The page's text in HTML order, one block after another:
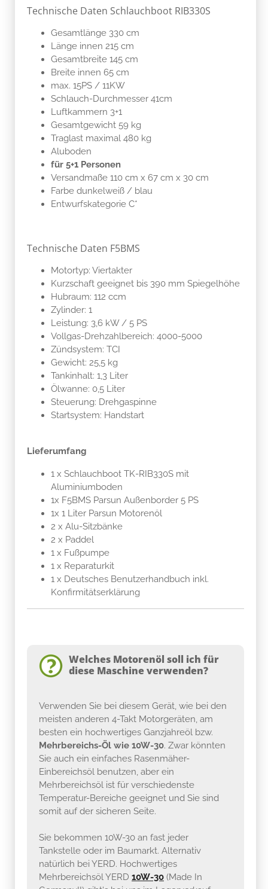
Technische Daten Schlauchboot RIB330S
Gesamtlänge 330 cm
Länge innen 215 cm
Gesamtbreite 145 cm
Breite innen 65 cm
max. 15PS / 11KW
Schlauch-Durchmesser 41cm
Luftkammern 3+1
Gesamtgewicht 59 kg
Traglast maximal 480 kg
Aluboden
für 5+1 Personen
Versandmaße 110 cm x 67 cm x 30 cm
Farbe dunkelweiß / blau
Entwurfskategorie C*
Technische Daten F5BMS
Motortyp: Viertakter
Kurzschaft geeignet bis 390 mm Spiegelhöhe
Hubraum: 112 ccm
Zylinder: 1
Leistung: 3,6 kW / 5 PS
Vollgas-Drehzahlbereich: 4000-5000
Zündsystem: TCI
Gewicht: 25,5 kg
Tankinhalt: 1,3 Liter
Ölwanne: 0,5 Liter
Steuerung: Drehgaspinne
Startsystem: Handstart
Lieferumfang
1 x Schlauchboot TK-RIB330S mit
Aluminiumboden
1x F5BMS Parsun Außenborder 5 PS
1x 1 Liter Parsun Motorenöl
2 x Alu-Sitzbänke
2 x Paddel
1 x Fußpumpe
1 x Reparaturkit
1 x Deutsches Benutzerhandbuch inkl.
Konfirmitätserklärung
Welches Motorenöl soll ich für
diese Maschine verwenden?
Verwenden Sie bei diesem Gerät, wie bei den
meisten anderen 4-Takt Motorgeräten, am
besten ein hochwertiges Ganzjahreöl bzw.
Mehrbereichs-Öl wie 10W-30. Zwar könnten
Sie auch ein einfaches Rasenmäher-
Einbereichsöl benutzen, aber ein
Mehrbereichsöl ist für verschiedenste
Temperatur-Bereiche geeignet und Sie sind
somit auf der sicheren Seite.
Sie bekommen 10W-30 an fast jeder
Tankstelle oder im Baumarkt. Alternativ
natürlich bei YERD. Hochwertiges
Mehrbereichsöl YERD 10W-30 (Made In